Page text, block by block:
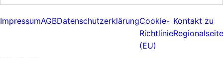
ImpressumAGBDatenschutzerklärungCookie-
Richtlinie
(EU)
Kontakt zu